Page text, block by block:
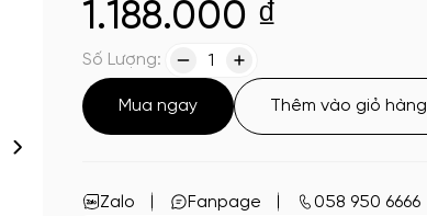
1.188.000 ₫
Số Lượng: 1
Mua ngay Thêm vào giỏ hàng
Zalo Fanpage 058 950 6666